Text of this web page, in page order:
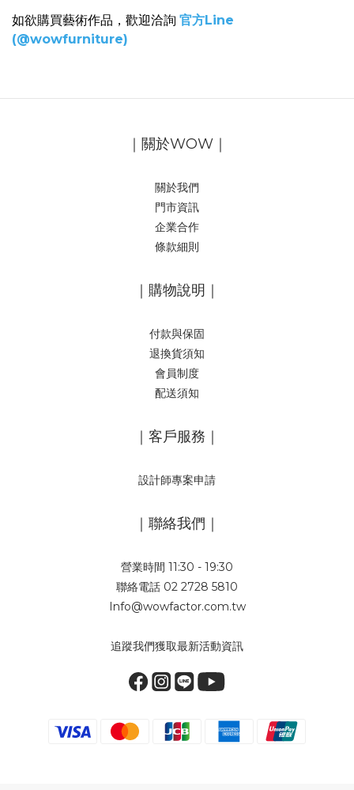
如欲購買藝術作品，歡迎洽詢 官方Line
(@wowfurniture)
｜關於WOW｜
關於我們
門市資訊
企業合作
條款細則
｜購物說明｜
付款與保固
退換貨須知
會員制度
配送須知
｜客戶服務｜
設計師專案申請
｜聯絡我們｜
營業時間 11:30 - 19:30
聯絡電話 02 2728 5810
Info@wowfactor.com.tw
追蹤我們獲取最新活動資訊